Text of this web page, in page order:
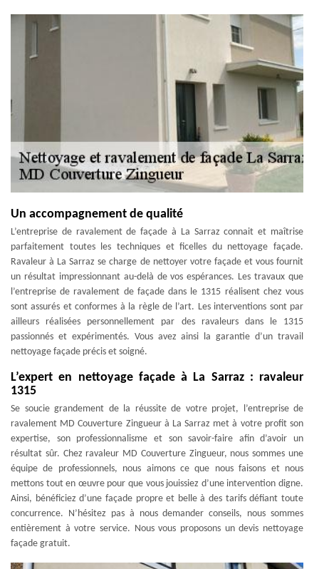
Un accompagnement de qualité
L’entreprise de ravalement de façade à La Sarraz connait et maîtrise
parfaitement toutes les techniques et ficelles du nettoyage façade.
Ravaleur à La Sarraz se charge de nettoyer votre façade et vous fournit
un résultat impressionnant au-delà de vos espérances. Les travaux que
l’entreprise de ravalement de façade dans le 1315 réalisent chez vous
sont assurés et conformes à la règle de l’art. Les interventions sont par
ailleurs réalisées personnellement par des ravaleurs dans le 1315
passionnés et expérimentés. Vous avez ainsi la garantie d’un travail
nettoyage façade précis et soigné.
L’expert en nettoyage façade à La Sarraz : ravaleur
1315
Se soucie grandement de la réussite de votre projet, l’entreprise de
ravalement MD Couverture Zingueur à La Sarraz met à votre profit son
expertise, son professionnalisme et son savoir-faire afin d’avoir un
résultat sûr. Chez ravaleur MD Couverture Zingueur, nous sommes une
équipe de professionnels, nous aimons ce que nous faisons et nous
mettons tout en œuvre pour que vous jouissiez d’une intervention digne.
Ainsi, bénéficiez d’une façade propre et belle à des tarifs défiant toute
concurrence. N’hésitez pas à nous demander conseils, nous sommes
entièrement à votre service. Nous vous proposons un devis nettoyage
façade gratuit.